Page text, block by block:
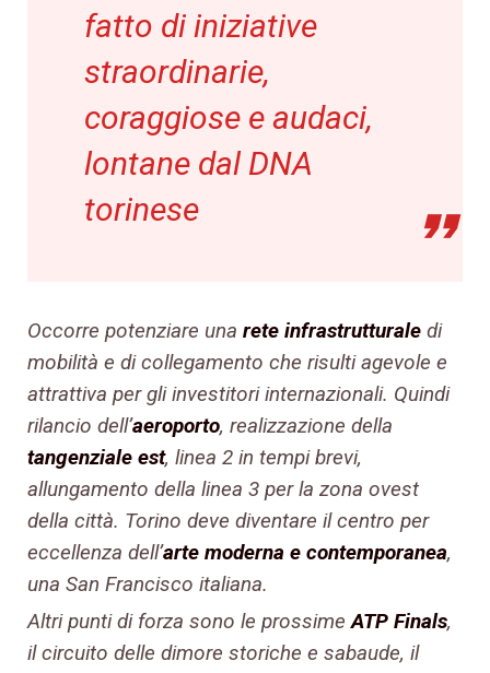
fatto di iniziative
straordinarie,
coraggiose e audaci,
lontane dal DNA
torinese
Occorre potenziare una rete infrastrutturale di
mobilità e di collegamento che risulti agevole e
attrattiva per gli investitori internazionali. Quindi
rilancio dell’aeroporto, realizzazione della
tangenziale est, linea 2 in tempi brevi,
allungamento della linea 3 per la zona ovest
della città. Torino deve diventare il centro per
eccellenza dell’arte moderna e contemporanea,
una San Francisco italiana.
Altri punti di forza sono le prossimeATP Finals,
il circuito delle dimore storiche e sabaude, il